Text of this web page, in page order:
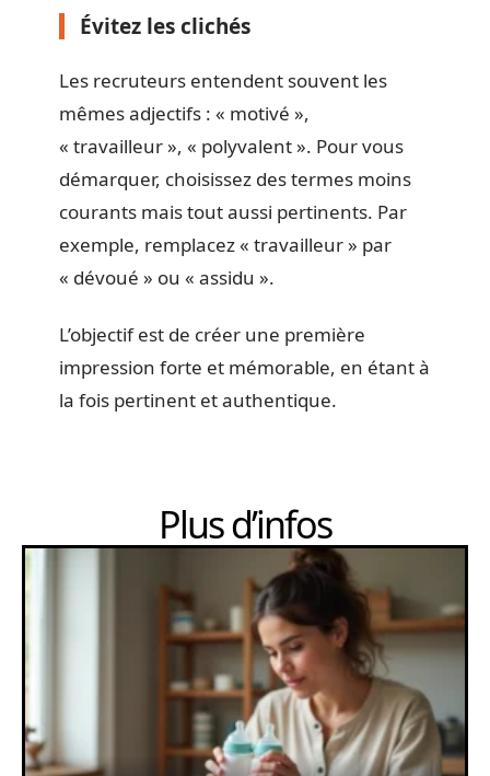
Évitez les clichés
Les recruteurs entendent souvent les
mêmes adjectifs : « motivé »,
« travailleur », « polyvalent ». Pour vous
démarquer, choisissez des termes moins
courants mais tout aussi pertinents. Par
exemple, remplacez « travailleur » par
« dévoué » ou « assidu ».
L’objectif est de créer une première
impression forte et mémorable, en étant à
la fois pertinent et authentique.
Plus d’infos